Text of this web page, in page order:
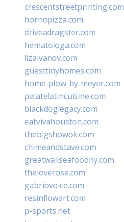
crescentstreetprinting.com
hornopizza.com
driveadragster.com
hematologa.com
lizaivanov.com
guesttinyhomes.com
home-plow-by-meyer.com
palatelatincuisine.com
blackdoglegacy.com
eatvivahouston.com
thebigshowok.com
chimeandstave.com
greatwallseafoodny.com
theloverose.com
gabriovoice.com
resinflowart.com
p-sports.net